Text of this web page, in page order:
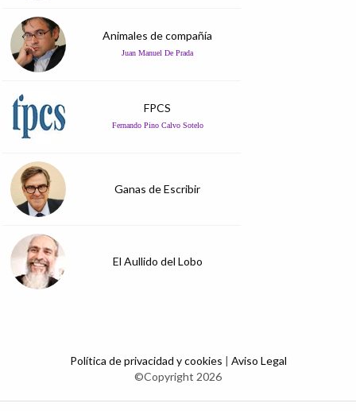
Animales de compañía
Juan Manuel De Prada
FPCS
Fernando Pino Calvo Sotelo
Ganas de Escribir
El Aullido del Lobo
Política de privacidad y cookies | Aviso Legal
©Copyright 2026